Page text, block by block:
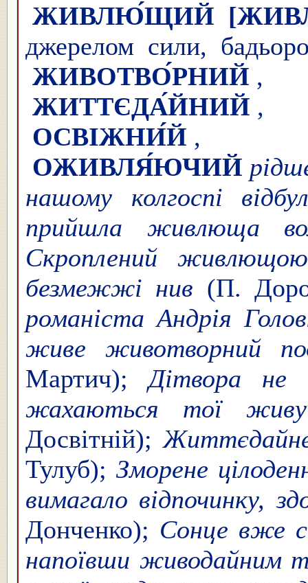
ЖИВЛЮ́ЩИЙ
джерелом сили,
ЖИВОТВО́РНИЙ
ЖИТТЄДА́ЙНИЙ
ОСВІЖНИ́Й ,
ОЖИВЛЯ́ЮЧИЙ
нашому колгоспі
прийшла живлюща
Скроплений
безмежжі нив (П.
романіста Андрія
живе животворний
Мартич); Дітвора не
жахаються тої
Досвітній);
Тулуб); Зморене
вимагало відпочинку,
Донченко); Сонце вже
напоївши живодайним